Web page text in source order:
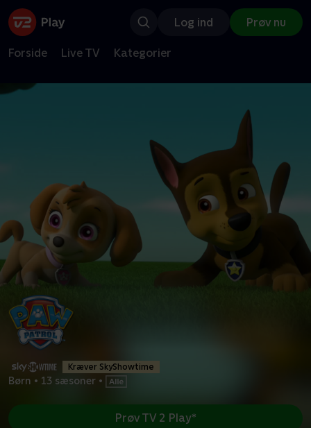
Log ind Prøv nu
Forside Live TV Kategorier
Kræver SkyShowtime
Børn • 13 sæsoner •
Prøv TV 2 Play*